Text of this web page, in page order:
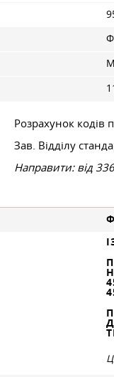
Розрахунок кодів
Зав. Відділу
Направити: від